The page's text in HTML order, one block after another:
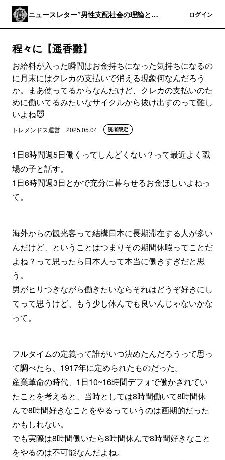
ニュースレター”男性支配社会の理論と実
ログイン
程々に【遥香雛】
お給料が入った瞬間はお金持ちになった気持ちになるの
に月末にはクレカの支払いで消える現象何なんだろう
か。まあ使ってるからなんだけど、クレカの支払いのた
めに働いてるみたいなサイクルから抜け出すのって難し
いよね😇
トレメンドス運営 2025.05.04 読者限定
1日8時間週5日働くってしんどくない？って最近よく職
場の子と話す。
1日6時間週3日とかで充分に暮らせるお金ほしいよねっ
て。
海外からの観光客って結構日本に長期滞在する人が多い
んだけど、ということはつまりその期間休暇ってことだ
よね？って思ったら日本人って本当に働きすぎだと思
う。
男がヒリつきながら働きたいならそれはどうぞ好きにし
てって思うけど、もう少し休んでも良いんじゃないかな
って。
フルタイムの定義って誰がいつ決めたんだろうって思っ
て調べたら、1917年に定められたものだった。
産業革命の時代、1日10~16時間デフォで働かされてい
たことを考えると、当時としては8時間働いて8時間休
んで8時間好きなことをやるっていうのは画期的だった
かもしれない。
でも実際は8時間働いたら8時間休んで8時間好きなこと
をやるのは不可能なんだよね。